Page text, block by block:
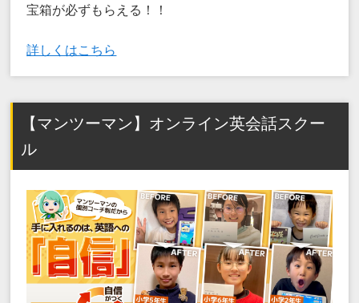
宝箱が必ずもらえる！！
詳しくはこちら
【マンツーマン】オンライン英会話スクー
ル